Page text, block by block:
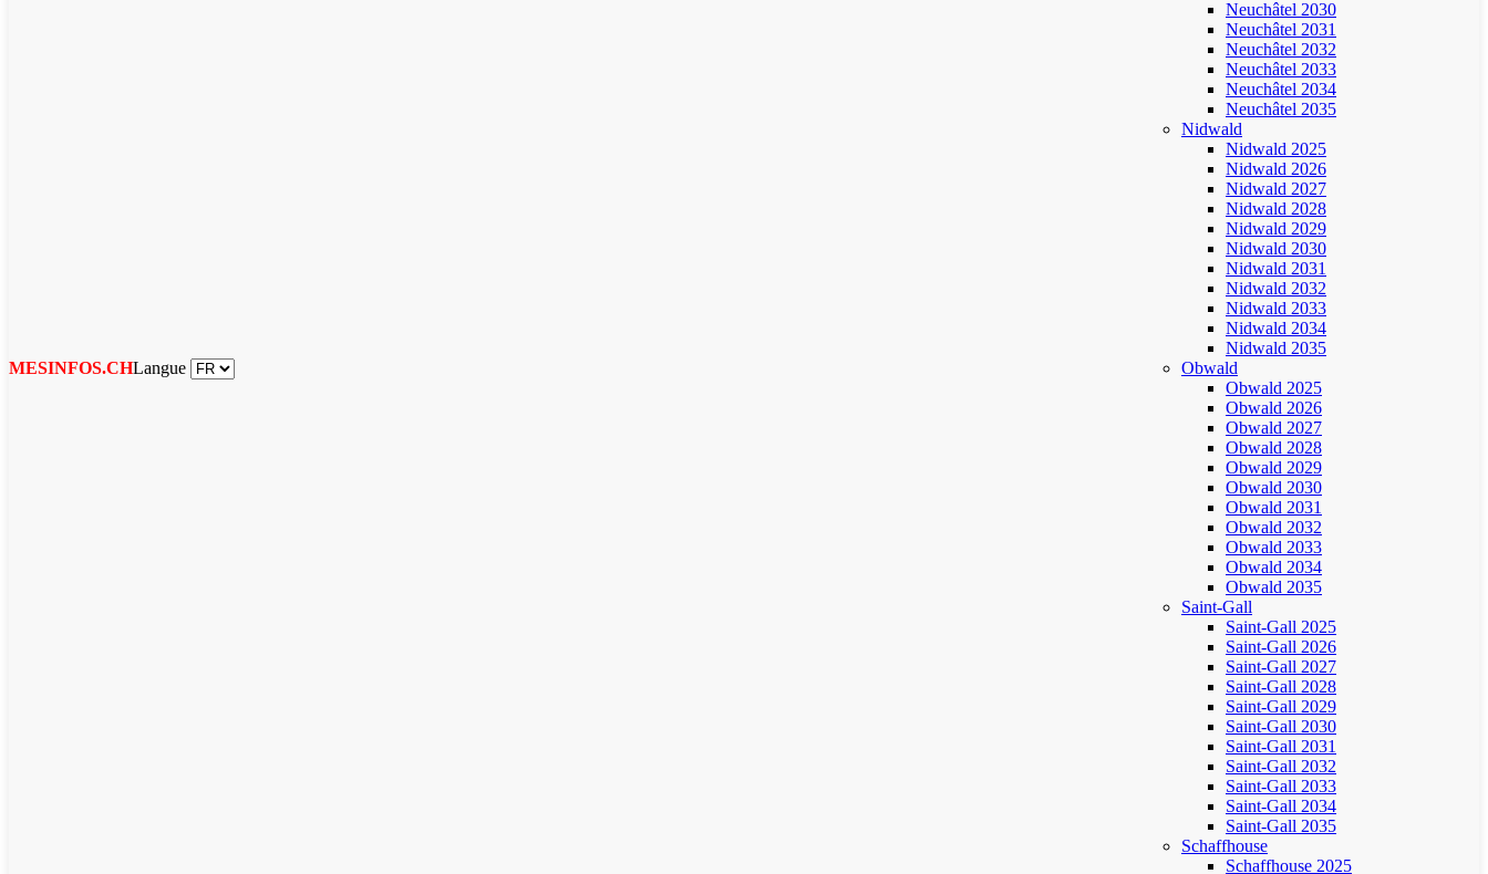
MESINFOS.CHLangue
Neuchâtel 2030
Neuchâtel 2031
Neuchâtel 2032
Neuchâtel 2033
Neuchâtel 2034
Neuchâtel 2035
Nidwald
Nidwald 2025
Nidwald 2026
Nidwald 2027
Nidwald 2028
Nidwald 2029
Nidwald 2030
Nidwald 2031
Nidwald 2032
Nidwald 2033
Nidwald 2034
Nidwald 2035
Obwald
Obwald 2025
Obwald 2026
Obwald 2027
Obwald 2028
Obwald 2029
Obwald 2030
Obwald 2031
Obwald 2032
Obwald 2033
Obwald 2034
Obwald 2035
Saint-Gall
Saint-Gall 2025
Saint-Gall 2026
Saint-Gall 2027
Saint-Gall 2028
Saint-Gall 2029
Saint-Gall 2030
Saint-Gall 2031
Saint-Gall 2032
Saint-Gall 2033
Saint-Gall 2034
Saint-Gall 2035
Schaffhouse
Schaffhouse 2025